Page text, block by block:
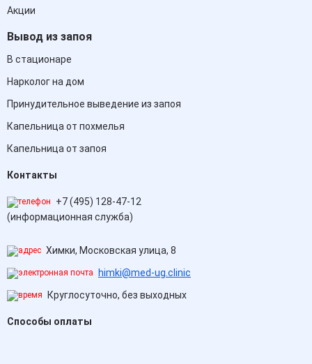
Акции
Вывод из запоя
В стационаре
Нарколог на дом
Принудительное выведение из запоя
Капельница от похмелья
Капельница от запоя
Контакты
+7 (495) 128-47-12
(информационная служба)
Химки, Московская улица, 8
himki@med-ug.clinic
Круглосуточно, без выходных
Способы оплаты